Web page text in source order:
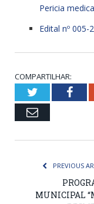
Pericia
Edital nº 005-
COMPARTILHAR:
Twitter
Email
PREVIOUS
MUNICIPAL